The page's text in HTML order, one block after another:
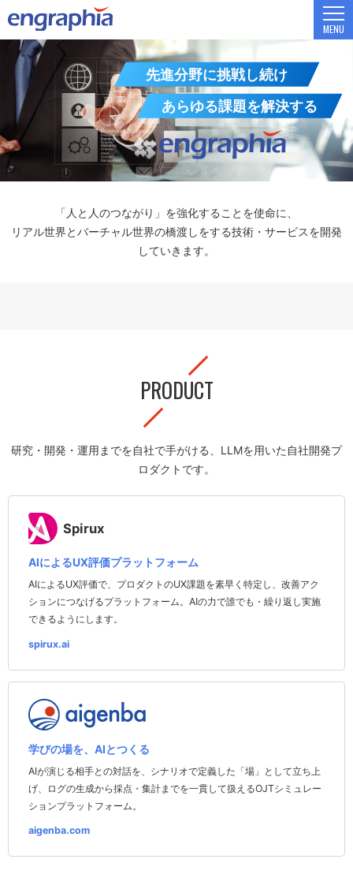
MENU
先進分野に挑戦し続け
あらゆる課題を解決する
「人と人のつながり」を強化することを使命に、
リアル世界とバーチャル世界の橋渡しをする技術・サービスを開発
していきます。
PRODUCT
研究・開発・運用までを自社で手がける、LLMを用いた自社開発プ
ロダクトです。
Spirux
AIによるUX評価プラットフォーム
AIによるUX評価で、プロダクトのUX課題を素早く特定し、改善アク
ションにつなげるプラットフォーム。AIの力で誰でも・繰り返し実施
できるようにします。
spirux.ai
学びの場を、AIとつくる
AIが演じる相手との対話を、シナリオで定義した「場」として立ち上
げ、ログの生成から採点・集計までを一貫して扱えるOJTシミュレー
ションプラットフォーム。
aigenba.com